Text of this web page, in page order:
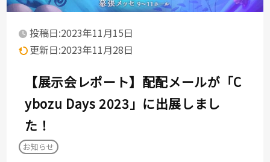
投稿日:2023年11月15日
更新日:2023年11月28日
【展示会レポート】配配メールが「C
ybozu Days 2023」に出展しまし
た！
お知らせ